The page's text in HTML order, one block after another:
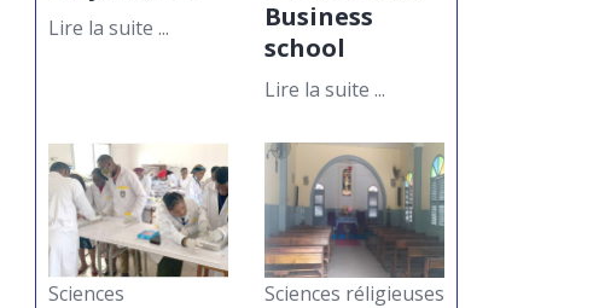
Lire la suite ...
Business
school
Lire la suite ...
Sciences
Sciences réligieuses
11
MAI
De l’idée au
financement : retour
sur un séminaire
enseignements
Dans le cadre de ses
activités académiques et
professionnelles, la division
Comptabilité, Contrôle...